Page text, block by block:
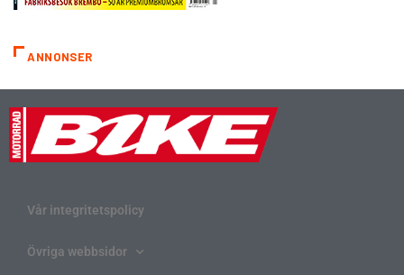
ANNONSER
Vår integritetspolicy
Övriga webbsidor